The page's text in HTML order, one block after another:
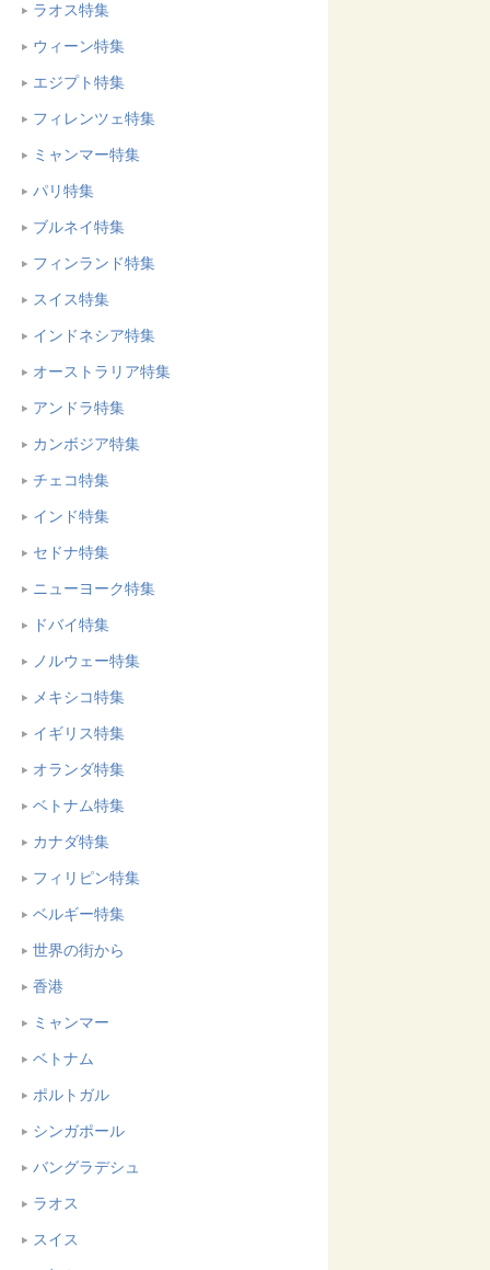
ラオス特集
ウィーン特集
エジプト特集
フィレンツェ特集
ミャンマー特集
パリ特集
ブルネイ特集
フィンランド特集
スイス特集
インドネシア特集
オーストラリア特集
アンドラ特集
カンボジア特集
チェコ特集
インド特集
セドナ特集
ニューヨーク特集
ドバイ特集
ノルウェー特集
メキシコ特集
イギリス特集
オランダ特集
ベトナム特集
カナダ特集
フィリピン特集
ベルギー特集
世界の街から
香港
ミャンマー
ベトナム
ポルトガル
シンガポール
バングラデシュ
ラオス
スイス